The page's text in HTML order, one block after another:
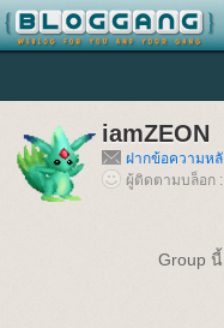
iamZEON
ฝากข้อความหลั
ผู้ติดตามบล็อก
Group